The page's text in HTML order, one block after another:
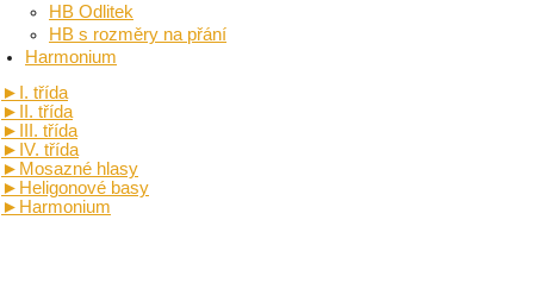
HB Odlitek
HB s rozměry na přání
Harmonium
► I. třída
►
II. třída
►
III. třída
► IV. třída
► Mosazné hlasy
► Heligonové basy
► Harmonium